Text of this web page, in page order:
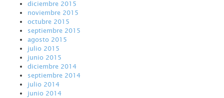
diciembre 2015
noviembre 2015
octubre 2015
septiembre 2015
agosto 2015
julio 2015
junio 2015
diciembre 2014
septiembre 2014
julio 2014
junio 2014